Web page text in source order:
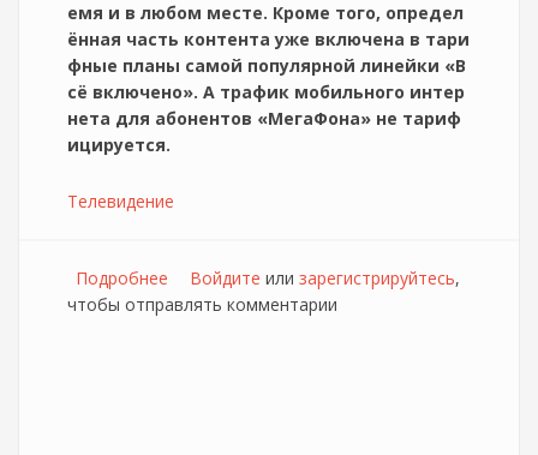
емя и в любом месте. Кроме того, определ
ённая часть контента уже включена в тари
фные планы самой популярной линейки «В
сё включено». А трафик мобильного интер
нета для абонентов «МегаФона» не тариф
ицируется.
Телевидение
Подробнее о Мегафон сообщает об обновлении
сервиса Megafon.tv
Войдите или зарегистрируйтесь,
чтобы отправлять комментарии